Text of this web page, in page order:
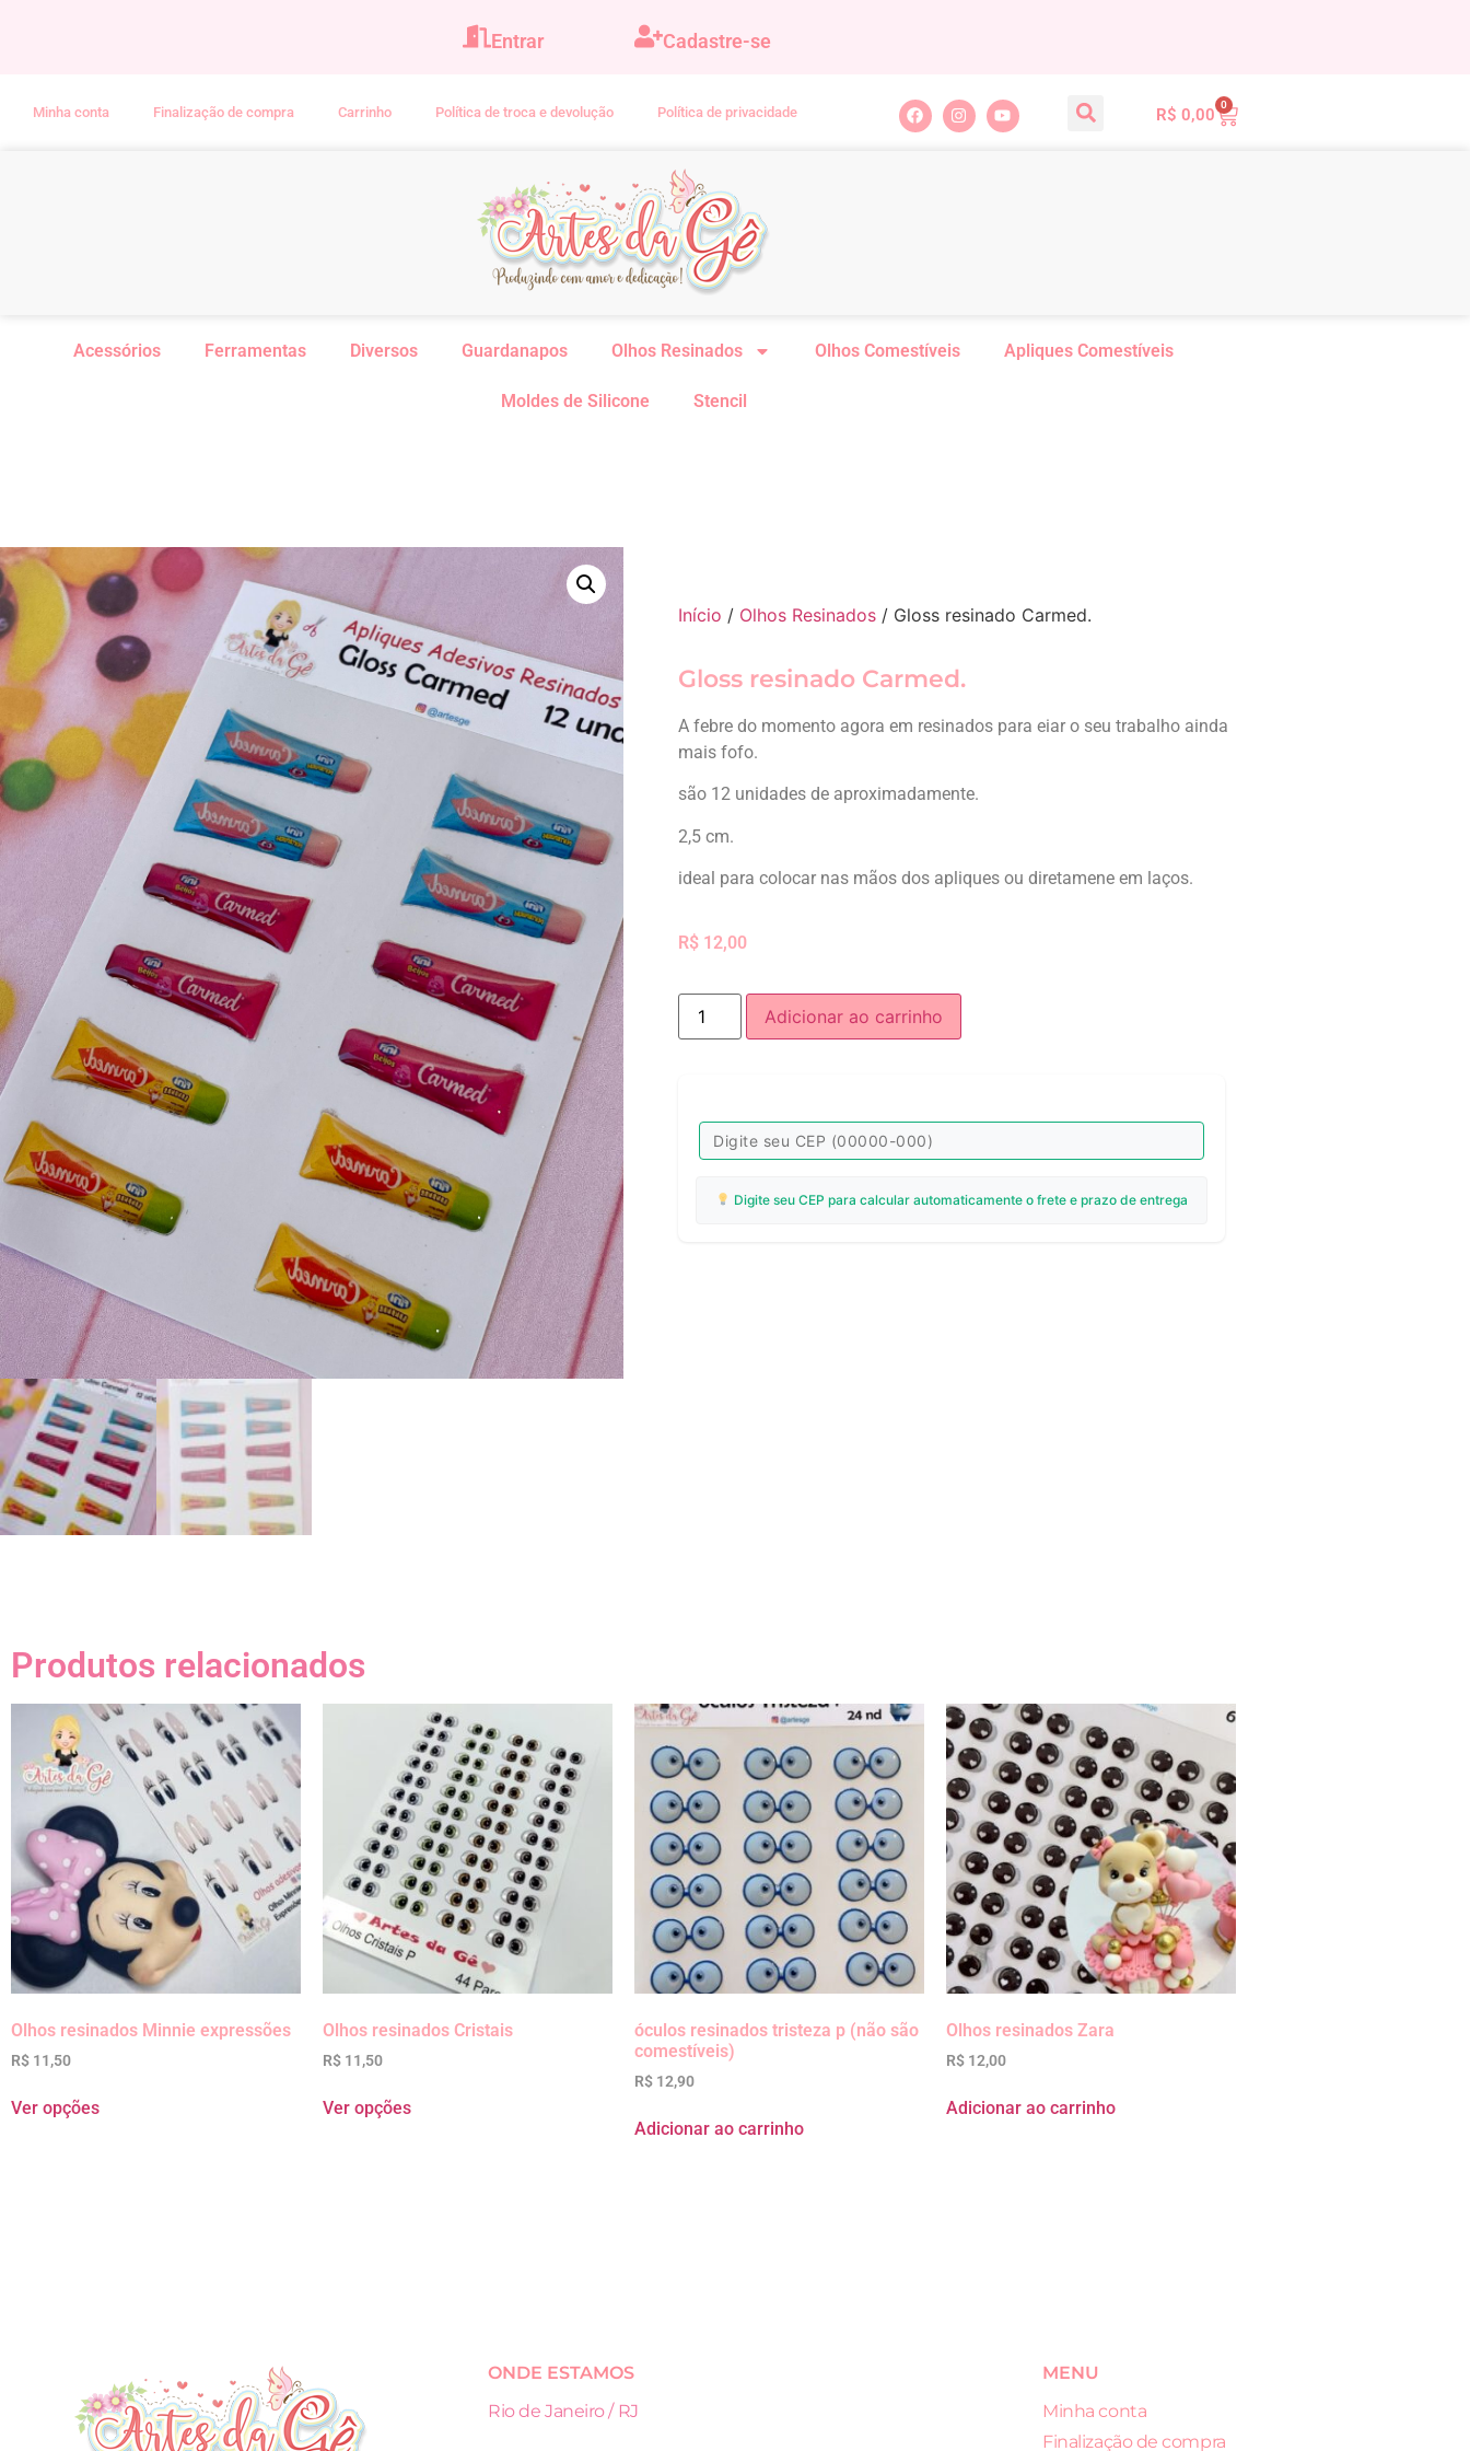
Entrar Cadastre-se
Minha conta Finalização de compra Carrinho Política de troca e devolução Política de privacidade R$ 0,00
0
Acessórios Ferramentas Diversos Guardanapos Olhos Resinados Olhos Comestíveis Apliques Comestíveis
Moldes de Silicone Stencil
Início / Olhos Resinados / Gloss resinado Carmed.
Gloss resinado Carmed.
A febre do momento agora em resinados para eiar o seu trabalho ainda
mais fofo.
são 12 unidades de aproximadamente.
2,5 cm.
ideal para colocar nas mãos dos apliques ou diretamene em laços.
R$ 12,00
Adicionar ao carrinho
Digite seu CEP para calcular automaticamente o frete e prazo de entrega
Produtos relacionados
Olhos resinados Minnie expressões
R$ 11,50
Ver opções
Olhos resinados Cristais
R$ 11,50
Ver opções
óculos resinados tristeza p (não são
comestíveis)
R$ 12,90
Adicionar ao carrinho
Olhos resinados Zara
R$ 12,00
Adicionar ao carrinho
ONDE ESTAMOS
Rio de Janeiro / RJ
MENU
Minha conta
Finalização de compra